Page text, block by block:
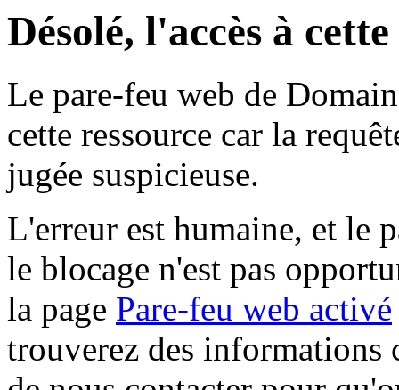
Désolé, l'accès à
Le pare-feu web de
cette ressource car la
jugée suspicieuse.
L'erreur est humaine, et le
le blocage n'est pas
la page Pare-feu web activé
trouverez des informations